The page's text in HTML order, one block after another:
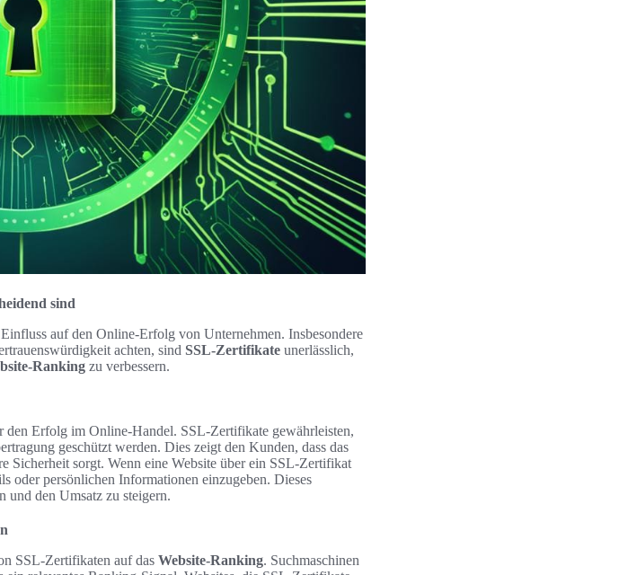
sind
auf den Online-Erfolg von Unternehmen. Insbesondere
achten, sind SSL-Zertifikate unerlässlich,
Ranking zu verbessern.
den Erfolg im Online-Handel. SSL-Zertifikate gewährleisten,
geschützt werden. Dies zeigt den Kunden, dass das
Sicherheit sorgt. Wenn eine Website über ein SSL-Zertifikat
oder persönlichen Informationen einzugeben. Dieses
und den Umsatz zu steigern.
SSL-Zertifikaten auf das Website-Ranking. Suchmaschinen